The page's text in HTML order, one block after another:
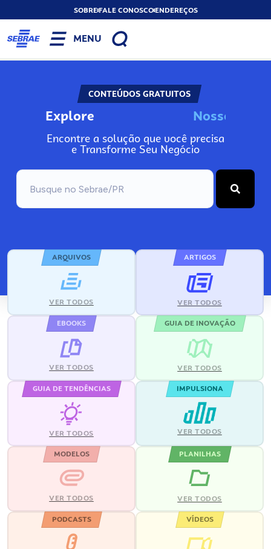
SOBREFALE CONOSCOENDEREÇOS
MENU
CONTEÚDOS GRATUITOS
Explore No
Encontre a solução que você precisa
e Transforme Seu Negócio
ARQUIVOS
VER TODOS
ARTIGOS
VER TODOS
EBOOKS
VER TODOS
GUIA DE INOVAÇÃO
VER TODOS
GUIA DE TENDÊNCIAS
VER TODOS
IMPULSIONA
VER TODOS
MODELOS
VER TODOS
PLANILHAS
VER TODOS
PODCASTS VÍDEOS